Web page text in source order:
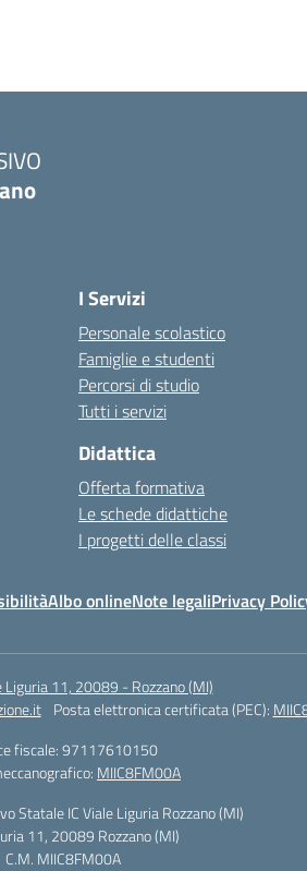
I Servizi
Personale scolastico
Famiglie e studenti
Percorsi di studio
Tutti i servizi
Didattica
Offerta formativa
Le schede didattiche
I progetti delle classi
Albo onlineNote legaliPrivacy
Liguria 11, 20089 - Rozzano (MI)
Posta elettronica certificata (PEC):
fiscale: 97117610150
MIIC8FM00A
Statale IC Viale Liguria Rozzano (MI)
11, 20089 Rozzano (MI)
C.M. MIIC8FM00A